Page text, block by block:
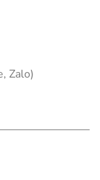
Zalo)